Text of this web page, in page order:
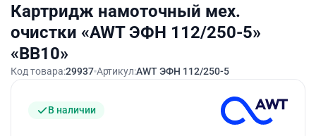
Картридж намоточный мех.
очистки «AWT ЭФН 112/250-5»
«BB10»
Код товара:29937 Артикул:AWT ЭФН 112/250-5
В наличии